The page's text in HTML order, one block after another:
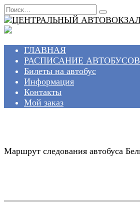
Перейти
к
содержанию
Search
for:
ГЛАВНАЯ
РАСПИСАНИЕ АВТОБУСОВ
Билеты на автобус
Информация
Контакты
Мой заказ
Маршрут следования автобуса